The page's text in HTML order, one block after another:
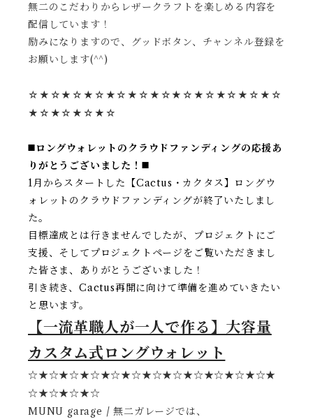
無二のこだわりからレザークラフトを楽しめる内容を
配信しています！
励みになりますので、グッドボタン、チャンネル登録を
お願いします(^^)
☆★☆★☆★☆★☆★☆★☆★☆★☆★☆★☆★☆
★☆★☆★☆★☆
◼️ロングウォレットのクラウドファンディングの応援あ
りがとうございました！◼️
1月からスタートした【Cactus・カクタス】ロングウ
ォレットのクラウドファンディングが終了いたしまし
た。
目標達成とは行きませんでしたが、プロジェクトにご
支援、そしてプロジェクトページをご覧いただきまし
た皆さま、ありがとうございました！
引き続き、Cactus再開に向けて準備を進めていきたい
と思います。
【一流革職人が一人で作る】大容量
カスタム式ロングウォレット
☆★☆★☆★☆★☆★☆★☆★☆★☆★☆★☆★☆★
☆★☆★☆★☆
MUNU garage / 無二ガレージでは、